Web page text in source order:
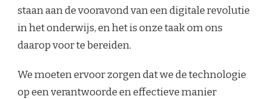
staan aan de vooravond van een digitale revolutie
in het onderwijs, en het is onze taak om ons
daarop voor te bereiden.
We moeten ervoor zorgen dat we de technologie
op een verantwoorde en effectieve manier